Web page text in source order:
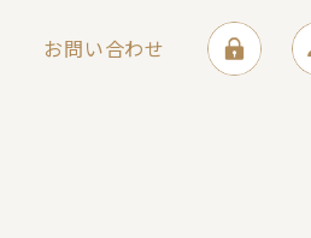
お問い合わせ